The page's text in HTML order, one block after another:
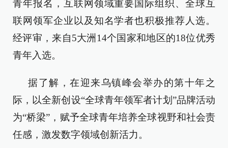
青年报名，互联网领域重要国际组织、全球互
联网领军企业以及知名学者也积极推荐人选。
经评审，来自5大洲14个国家和地区的18位优秀
青年入选。
据了解，在迎来乌镇峰会举办的第十年之
际，以全新创设“全球青年领军者计划”品牌活动
为“桥梁”，赋予全球青年培养全球视野和社会责
任感，激发数字领域创新活力。